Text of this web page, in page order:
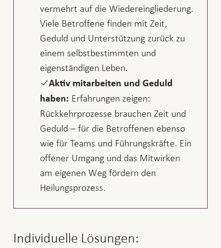
vermehrt auf die Wiedereingliederung.
Viele Betroffene finden mit Zeit,
Geduld und Unterstützung zurück zu
einem selbstbestimmten und
eigenständigen Leben.
Aktiv mitarbeiten und Geduld
haben: Erfahrungen zeigen:
Rückkehrprozesse brauchen Zeit und
Geduld – für die Betroffenen ebenso
wie für Teams und Führungskräfte. Ein
offener Umgang und das Mitwirken
am eigenen Weg fördern den
Heilungsprozess.
Individuelle Lösungen: